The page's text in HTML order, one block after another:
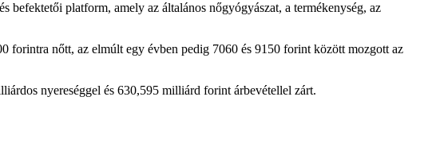
platform, amely az általános nőgyógyászat, a termékenység, az
forintra nőtt, az elmúlt egy évben pedig 7060 és 9150 forint között mozgott az
nyereséggel és 630,595 milliárd forint árbevétellel zárt.